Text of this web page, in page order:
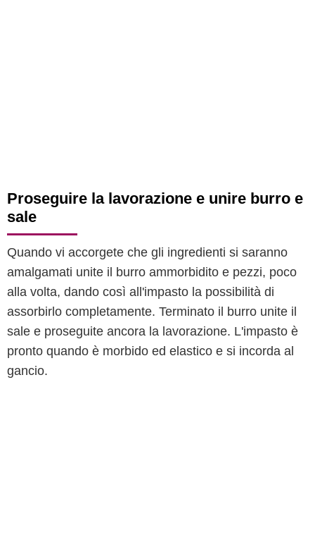
Proseguire la lavorazione e unire burro e
sale
Quando vi accorgete che gli ingredienti si saranno
amalgamati unite il burro ammorbidito e pezzi, poco
alla volta, dando così all'impasto la possibilità di
assorbirlo completamente. Terminato il burro unite il
sale e proseguite ancora la lavorazione. L'impasto è
pronto quando è morbido ed elastico e si incorda al
gancio.